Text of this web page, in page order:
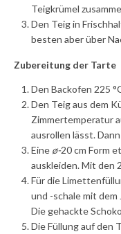
Teigkrümel
Den Teig in
besten aber über
Zubereitung der Tarte
Den Backofen 225
Den Teig aus dem
Zimmertemperatur
ausrollen lässt.
Eine ø-20 cm Form
auskleiden. Mit den
Für die
und -schale mit
Die gehackte
Die Füllung auf den